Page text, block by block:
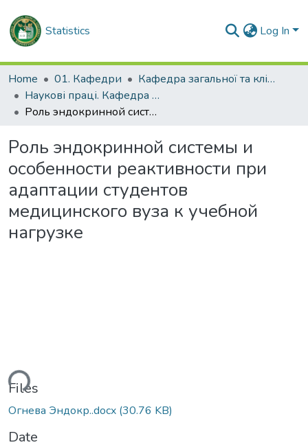
Statistics Log In
Home 01. Кафедри
Кафедра загальної та клінічної патологічної фізіології імені Д.О. Альперна
Наукові праці. Кафедра загальної та клінічної патофізіології імені Д.О. Альперна
Роль эндокринной системы и особенности реактивности при адаптации студентов медицинского вуза к учебной нагрузке
Роль эндокринной системы и
особенности реактивности при
адаптации студентов
медицинского вуза к учебной
нагрузке
Files
Огнева Эндокр..docx (30.76 KB)
Date